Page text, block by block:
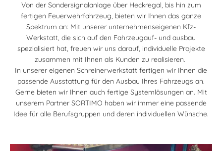
Von der Sondersignalanlage über Heckregal, bis hin zum
fertigen Feuerwehrfahrzeug, bieten wir Ihnen das ganze
Spektrum an: Mit unserer unternehmenseigenen Kfz-
Werkstatt, die sich auf den Fahrzeugauf- und ausbau
spezialisiert hat, freuen wir uns darauf, individuelle Projekte
zusammen mit Ihnen als Kunden zu realisieren.
In unserer eigenen Schreinerwerkstatt fertigen wir Ihnen die
passende Ausstattung für den Ausbau Ihres Fahrzeugs an.
Gerne bieten wir Ihnen auch fertige Systemlösungen an. Mit
unserem Partner SORTIMO haben wir immer eine passende
Idee für alle Berufsgruppen und deren individuellen Wünsche.